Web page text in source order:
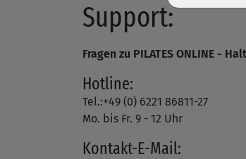
Support:
Fragen zu PILATES ONLINE -
Hotline:
Tel.:+49 (0) 6221 86811-27
Mo. bis Fr. 9 - 12 Uhr
Kontakt-E-Mail: